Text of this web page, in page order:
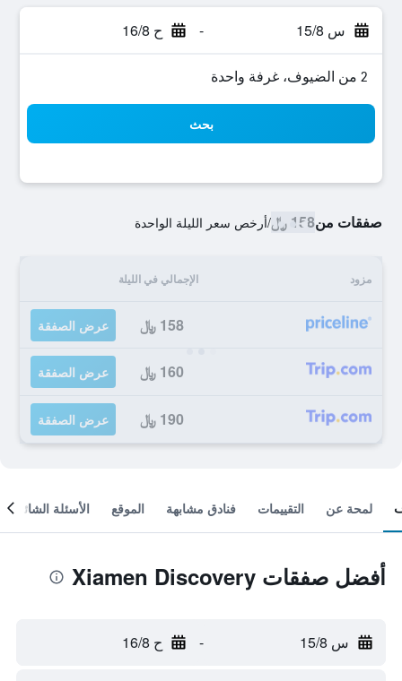
س 15/8 - ح 16/8
2 من الضيوف، غرفة واحدة
بحث
صفقات من158 ﷼ /أرخص سعر الليلة الواحدة
مزود الإجمالي في الليلة
158 ﷼ عرض الصفقة
160 ﷼ عرض الصفقة
190 ﷼ عرض الصفقة
لمحة عن التقييمات فنادق مشابهة الموقع الأسئلة الشائعة
أفضل صفقات Xiamen Discovery
س 15/8 - ح 16/8